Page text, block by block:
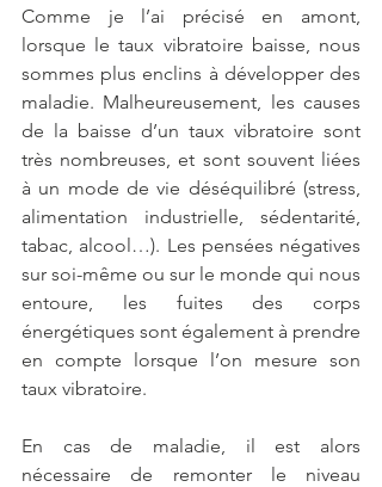
Comme je l’ai précisé en amont,
lorsque le taux vibratoire baisse, nous
sommes plus enclins à développer des
maladie. Malheureusement, les causes
de la baisse d’un taux vibratoire sont
très nombreuses, et sont souvent liées
à un mode de vie déséquilibré (stress,
alimentation industrielle, sédentarité,
tabac, alcool…). Les pensées négatives
sur soi-même ou sur le monde qui nous
entoure, les fuites des corps
énergétiques sont également à prendre
en compte lorsque l’on mesure son
taux vibratoire.
En cas de maladie, il est alors
nécessaire de remonter le niveau